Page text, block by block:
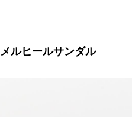
ルヒールサンダル